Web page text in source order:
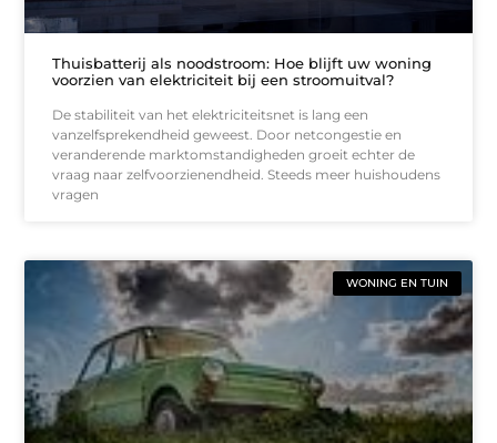
Thuisbatterij als noodstroom: Hoe blijft uw woning
voorzien van elektriciteit bij een stroomuitval?
De stabiliteit van het elektriciteitsnet is lang een
vanzelfsprekendheid geweest. Door netcongestie en
veranderende marktomstandigheden groeit echter de
vraag naar zelfvoorzienendheid. Steeds meer huishoudens
vragen
WONING EN TUIN